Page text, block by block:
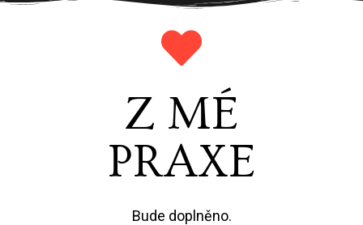
Z MÉ
PRAXE
Bude doplněno.